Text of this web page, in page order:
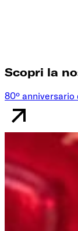
Scopri la
80º anniversario